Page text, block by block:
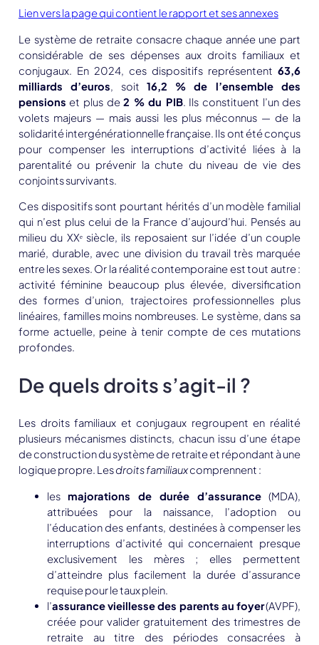
Lien vers la page qui contient le rapport et ses annexes
Le système de retraite consacre chaque année une part
considérable de ses dépenses aux droits familiaux et
conjugaux. En 2024, ces dispositifs représentent63,6
milliards d’euros, soit 16,2 % de l’ensemble des
pensions et plus de2 % du PIB. Ils constituent l’un des
volets majeurs — mais aussi les plus méconnus — de la
solidarité intergénérationnelle française. Ils ont été conçus
pour compenser les interruptions d’activité liées à la
parentalité ou prévenir la chute du niveau de vie des
conjoints survivants.
Ces dispositifs sont pourtant hérités d’un modèle familial
qui n’est plus celui de la France d’aujourd’hui. Pensés au
milieu du XXᵉ siècle, ils reposaient sur l’idée d’un couple
marié, durable, avec une division du travail très marquée
entre les sexes. Or la réalité contemporaine est tout autre :
activité féminine beaucoup plus élevée, diversification
des formes d’union, trajectoires professionnelles plus
linéaires, familles moins nombreuses. Le système, dans sa
forme actuelle, peine à tenir compte de ces mutations
profondes.
De quels droits s’agit-il ?
Les droits familiaux et conjugaux regroupent en réalité
plusieurs mécanismes distincts, chacun issu d’une étape
de construction du système de retraite et répondant à une
logique propre. Lesdroits familiauxcomprennent :
les majorations de durée d’assurance (MDA),
attribuées pour la naissance, l’adoption ou
l’éducation des enfants, destinées à compenser les
interruptions d’activité qui concernaient presque
exclusivement les mères ; elles permettent
d’atteindre plus facilement la durée d’assurance
requise pour le taux plein.
l’assurance vieillesse des parents au foyer(AVPF),
créée pour valider gratuitement des trimestres de
retraite au titre des périodes consacrées à